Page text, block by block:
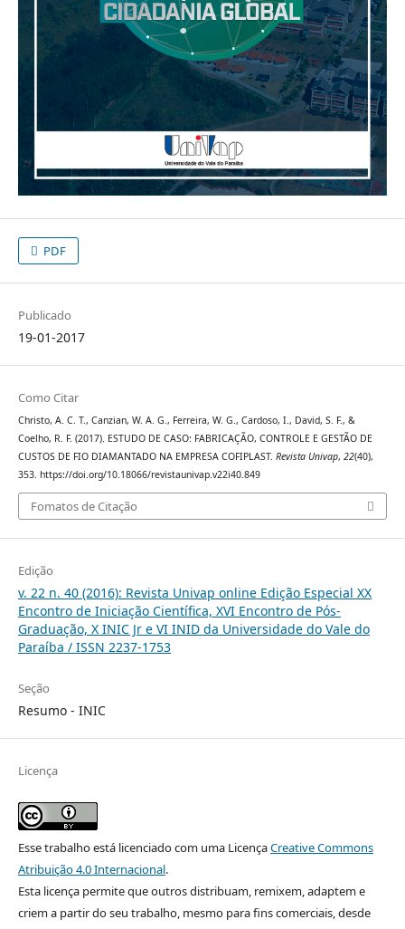
PDF
Publicado
19-01-2017
Como Citar
Christo, A. C. T., Canzian, W. A. G., Ferreira, W. G., Cardoso, I., David, S. F., &
Coelho, R. F. (2017). ESTUDO DE CASO: FABRICAÇÃO, CONTROLE E GESTÃO DE
CUSTOS DE FIO DIAMANTADO NA EMPRESA COFIPLAST. Revista Univap, 22(40),
353. https://doi.org/10.18066/revistaunivap.v22i40.849
Fomatos de Citação
Edição
v. 22 n. 40 (2016): Revista Univap online Edição Especial XX
Encontro de Iniciação Científica, XVI Encontro de Pós-
Graduação, X INIC Jr e VI INID da Universidade do Vale do
Paraíba / ISSN 2237-1753
Seção
Resumo - INIC
Licença
Esse trabalho está licenciado com uma LicençaCreative Commons
Atribuição 4.0 Internacional.
Esta licença permite que outros distribuam, remixem, adaptem e
criem a partir do seu trabalho, mesmo para fins comerciais, desde